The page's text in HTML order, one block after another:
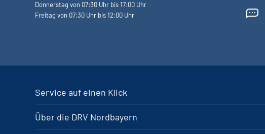
Donnerstag von 07:30 Uhr bis 17:00 Uhr
Freitag von 07:30 Uhr bis 12:00 Uhr
Service auf einen Klick
Über die DRV Nordbayern